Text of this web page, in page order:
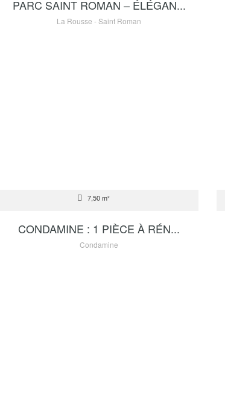
PARC SAINT ROMAN – ÉLÉGAN...
La Rousse - Saint Roman
7,50 m²
CONDAMINE : 1 PIÈCE À RÉN...
Condamine